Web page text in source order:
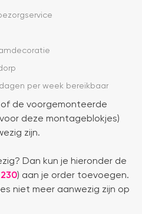
per week bereikbaar
de voorgemonteerde
deze montageblokjes)
zijn.
Dan kun je hieronder de
) aan je order toevoegen.
niet meer aanwezig zijn op